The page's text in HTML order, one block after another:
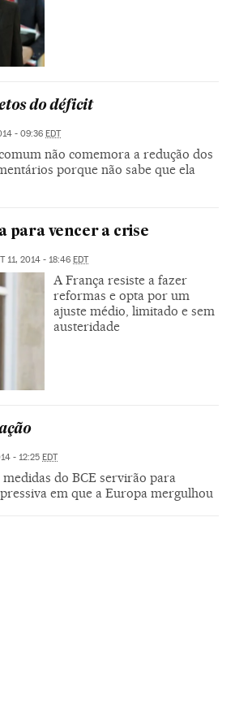
do déficit
- 09:36 EDT
não comemora a redução dos
porque não sabe que ela
para vencer a crise
11, 2014 - 18:46 EDT
A França resiste a fazer
reformas e opta por um
ajuste médio, limitado e sem
austeridade
- 12:25 EDT
medidas do BCE servirão para
em que a Europa mergulhou